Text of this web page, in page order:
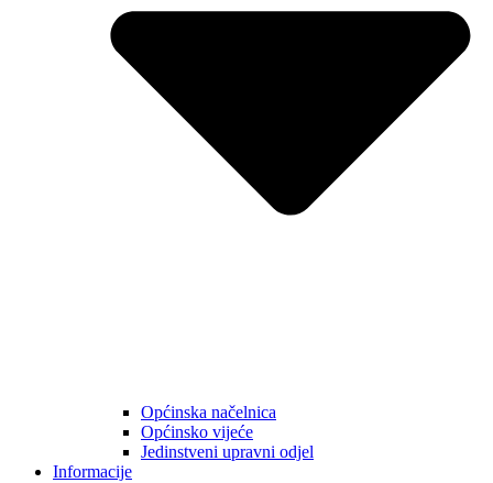
Općinska načelnica
Općinsko vijeće
Jedinstveni upravni odjel
Informacije